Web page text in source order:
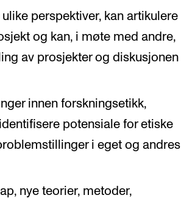
perspektiver, kan artikulere
og kan, i møte med andre,
av prosjekter og diskusjonen
innen forskningsetikk,
potensiale for etiske
i eget og andres
nye teorier, metoder,